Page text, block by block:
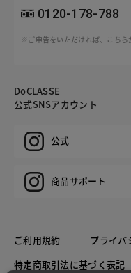
0120-178-788
※ご申告をいただければ、こちら
DoCLASSE
公式SNSアカウント
公式
商品サポート
ご利用規約
プライバ
特定商取引法に基づく表記